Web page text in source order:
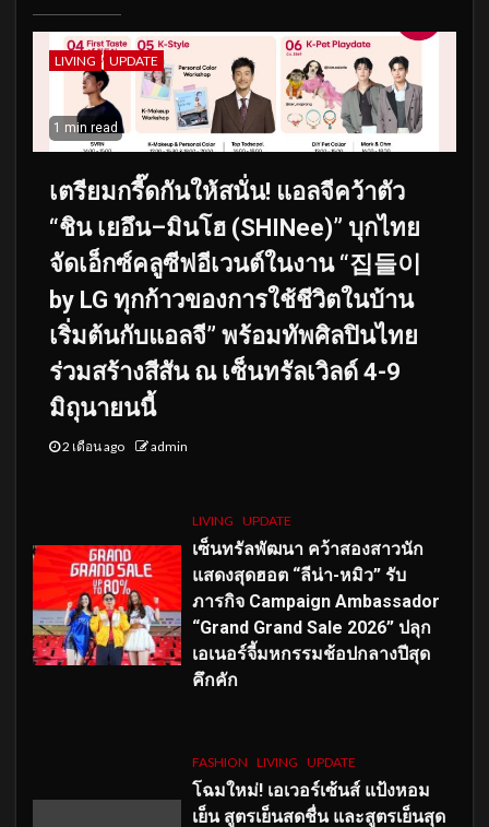
LIVING UPDATE
1 min read
เตรียมกรี๊ดกันให้สนั่น! แอลจีคว้าตัว
“ชิน เยอึน–มินโฮ (SHINee)” บุกไทย
จัดเอ็กซ์คลูซีฟอีเวนต์ในงาน “집들이
by LG ทุกก้าวของการใช้ชีวิตในบ้าน
เริ่มต้นกับแอลจี” พร้อมทัพศิลปินไทย
ร่วมสร้างสีสัน ณ เซ็นทรัลเวิลด์ 4-9
มิถุนายนนี้
2 เดือน ago admin
LIVING UPDATE
เซ็นทรัลพัฒนา คว้าสองสาวนัก
แสดงสุดฮอต “ลีน่า-หมิว” รับ
ภารกิจ Campaign Ambassador
“Grand Grand Sale 2026” ปลุก
เอเนอร์จี้มหกรรมช้อปกลางปีสุด
คึกคัก
FASHION LIVING UPDATE
โฉมใหม่! เอเวอร์เซ้นส์ แป้งหอม
เย็น สูตรเย็นสดชื่น และสูตรเย็นสุด